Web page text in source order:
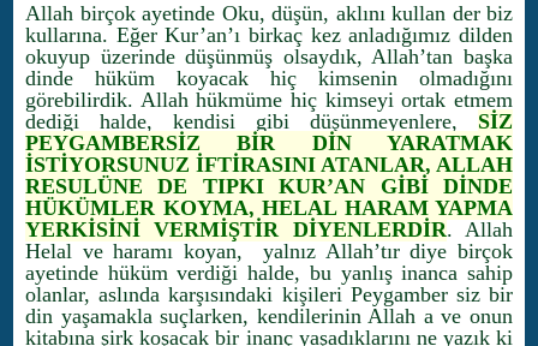
Allah birçok ayetinde Oku, düşün, aklını kullan der biz
kullarına. Eğer Kur’an’ı birkaç kez anladığımız dilden
okuyup üzerinde düşünmüş olsaydık, Allah’tan başka
dinde hüküm koyacak hiç kimsenin olmadığını
görebilirdik. Allah hükmüme hiç kimseyi ortak etmem
dediği halde, kendisi gibi düşünmeyenlere, SİZ
PEYGAMBERSİZ BİR DİN YARATMAK
İSTİYORSUNUZ İFTİRASINI ATANLAR, ALLAH
RESULÜNE DE TIPKI KUR’AN GİBİ DİNDE
HÜKÜMLER KOYMA, HELAL HARAM YAPMA
YERKİSİNİ VERMİŞTİR DİYENLERDİR. Allah
Helal ve haramı koyan, yalnız Allah’tır diye birçok
ayetinde hüküm verdiği halde, bu yanlış inanca sahip
olanlar, aslında karşısındaki kişileri Peygamber siz bir
din yaşamakla suçlarken, kendilerinin Allah a ve onun
kitabına şirk koşacak bir inanç yaşadıklarını ne yazık ki